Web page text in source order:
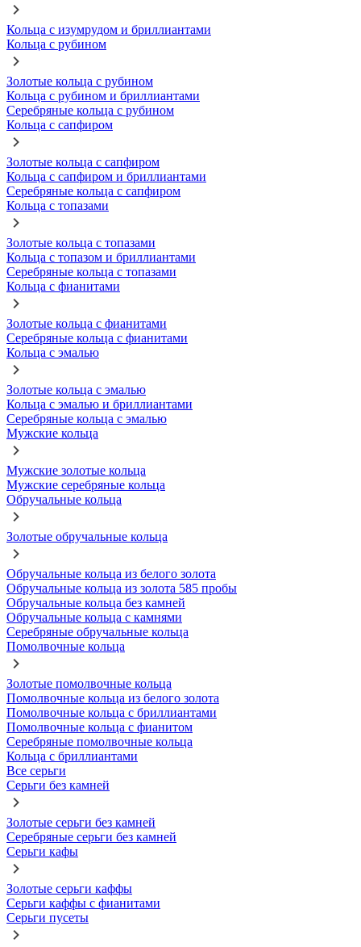
Кольца с изумрудом и бриллиантами
Кольца с рубином
Золотые кольца с рубином
Кольца с рубином и бриллиантами
Серебряные кольца с рубином
Кольца с сапфиром
Золотые кольца с сапфиром
Кольца с сапфиром и бриллиантами
Серебряные кольца с сапфиром
Кольца с топазами
Золотые кольца с топазами
Кольца с топазом и бриллиантами
Серебряные кольца с топазами
Кольца с фианитами
Золотые кольца с фианитами
Серебряные кольца с фианитами
Кольца с эмалью
Золотые кольца с эмалью
Кольца с эмалью и бриллиантами
Серебряные кольца с эмалью
Мужские кольца
Мужские золотые кольца
Мужские серебряные кольца
Обручальные кольца
Золотые обручальные кольца
Обручальные кольца из белого золота
Обручальные кольца из золота 585 пробы
Обручальные кольца без камней
Обручальные кольца с камнями
Серебряные обручальные кольца
Помолвочные кольца
Золотые помолвочные кольца
Помолвочные кольца из белого золота
Помолвочные кольца с бриллиантами
Помолвочные кольца с фианитом
Серебряные помолвочные кольца
Кольца с бриллиантами
Все серьги
Серьги без камней
Золотые серьги без камней
Серебряные серьги без камней
Серьги кафы
Золотые серьги каффы
Серьги каффы с фианитами
Серьги пусеты